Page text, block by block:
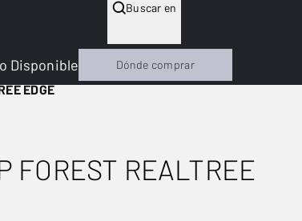
Buscar en
EDGE
FOREST REALTREE
Disponible Dónde comprar